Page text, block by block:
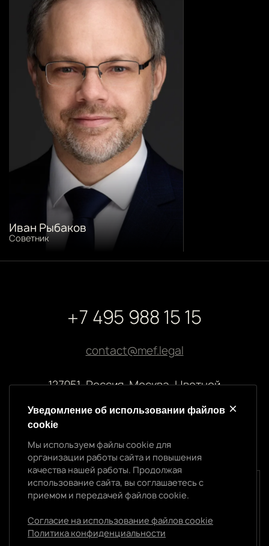
Иван Рыбаков
Советник
+7 495 988 15 15
contact@mef.legal
127051, Россия, Москва, Цветной
Реквизиты компании
ООО “МЭФ ЛИГАЛ”
ИНН 7704874992
ОГРН 5147746145718
Политика конфиденциальности
Уведомление об использовании cookie
работы сайта и повышения качества нашей работы.
Продолжая использование сайта, вы
Уведомление об использовании файлов
cookie
Мы используем файлы cookie для
организации работы сайта и повышения
качества нашей работы. Продолжая
использование сайта, вы соглашаетесь с
приемом и передачей файлов cookie.
Согласие на использование файлов cookie
Политика конфиденциальности